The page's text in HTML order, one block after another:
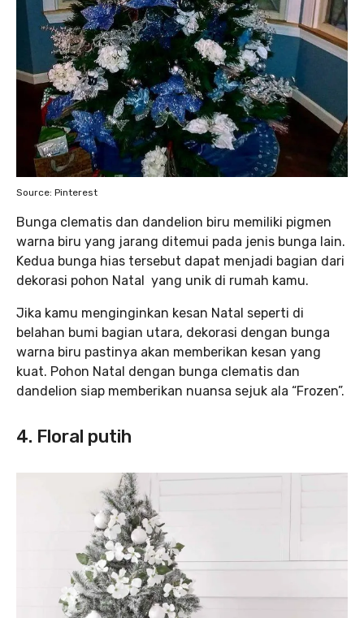
Source: Pinterest
Bunga clematis dan dandelion biru memiliki pigmen
warna biru yang jarang ditemui pada jenis bunga lain.
Kedua bunga hias tersebut dapat menjadi bagian dari
dekorasi pohon Natal yang unik di rumah kamu.
Jika kamu menginginkan kesan Natal seperti di
belahan bumi bagian utara, dekorasi dengan bunga
warna biru pastinya akan memberikan kesan yang
kuat. Pohon Natal dengan bunga clematis dan
dandelion siap memberikan nuansa sejuk ala “Frozen”.
4. Floral putih